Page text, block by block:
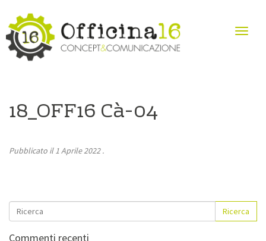
18_OFF16 Cà-04
Pubblicato il1 Aprile 2022.
Ricerca
Commenti recenti